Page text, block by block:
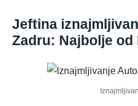
Jeftina
Zadru: Najbolje od